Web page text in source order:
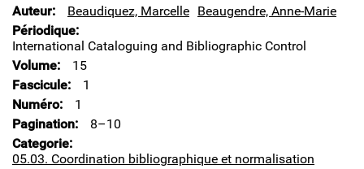
Auteur
Beaudiquez, Marcelle Beaugendre, Anne-Marie
Périodique
International Cataloguing and Bibliographic Control
Volume
15
Fascicule
1
Numéro
1
Pagination
8–10
Categorie
05.03. Coordination bibliographique et normalisation